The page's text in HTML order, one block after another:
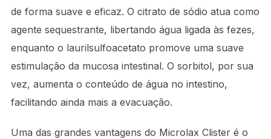
de forma suave e eficaz. O citrato de sódio atua como
agente sequestrante, libertando água ligada às fezes,
enquanto o laurilsulfoacetato promove uma suave
estimulação da mucosa intestinal. O sorbitol, por sua
vez, aumenta o conteúdo de água no intestino,
facilitando ainda mais a evacuação.
Uma das grandes vantagens do Microlax Clister é o